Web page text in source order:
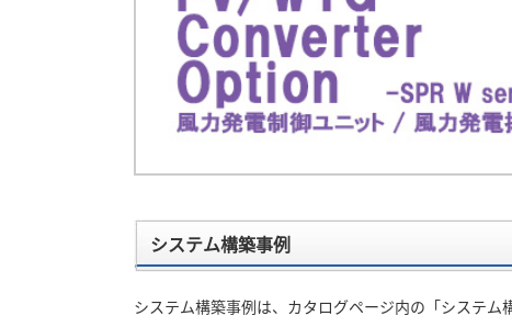
システム構築事例
システム構築事例は、カタログページ内の「システム